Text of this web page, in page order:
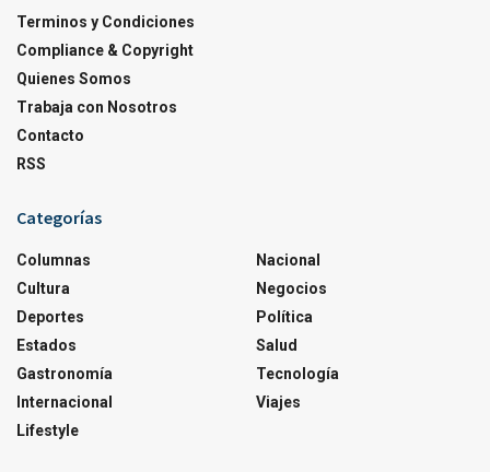
Terminos y Condiciones
Compliance & Copyright
Quienes Somos
Trabaja con Nosotros
Contacto
RSS
Categorías
Columnas
Cultura
Deportes
Estados
Gastronomía
Internacional
Lifestyle
Nacional
Negocios
Política
Salud
Tecnología
Viajes